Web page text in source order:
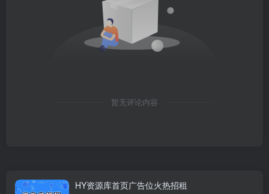
暂无评论内容
HY资源库首页广告位火热招租